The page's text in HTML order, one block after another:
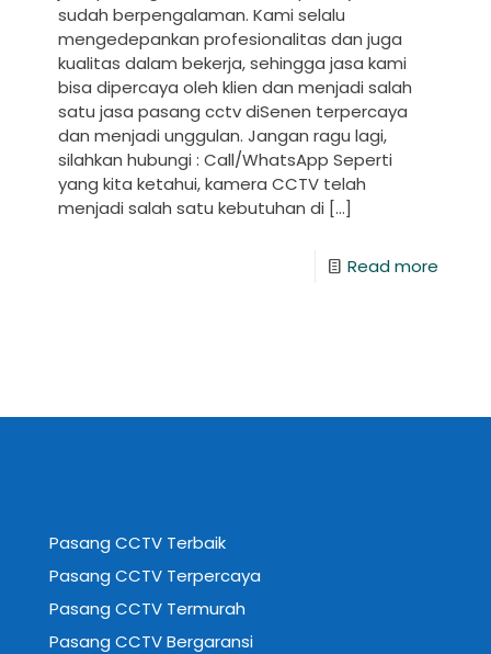
sudah berpengalaman. Kami selalu
mengedepankan profesionalitas dan juga
kualitas dalam bekerja, sehingga jasa kami
bisa dipercaya oleh klien dan menjadi salah
satu jasa pasang cctv diSenen terpercaya
dan menjadi unggulan. Jangan ragu lagi,
silahkan hubungi : Call/WhatsApp Seperti
yang kita ketahui, kamera CCTV telah
menjadi salah satu kebutuhan di […]
Read more
Pasang CCTV Terbaik
Pasang CCTV Terpercaya
Pasang CCTV Termurah
Pasang CCTV Bergaransi